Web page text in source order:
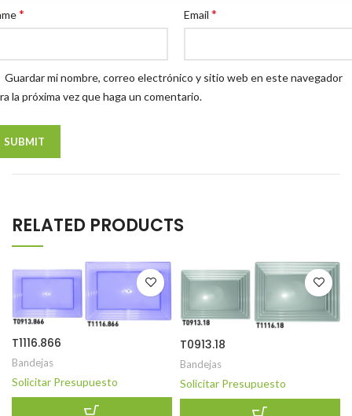
* Email *
Guardar mi nombre, correo electrónico y sitio web en este navegador
la próxima vez que haga un comentario.
RELATED PRODUCTS
T1116.866
Bandejas
Solicitar Presupuesto
T0913.18
Bandejas
Solicitar Presupuesto